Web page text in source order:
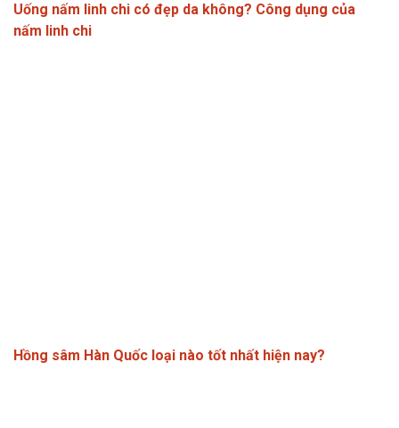
Uống nấm linh chi có đẹp da không? Công dụng của
nấm linh chi
Hồng sâm Hàn Quốc loại nào tốt nhất hiện nay?